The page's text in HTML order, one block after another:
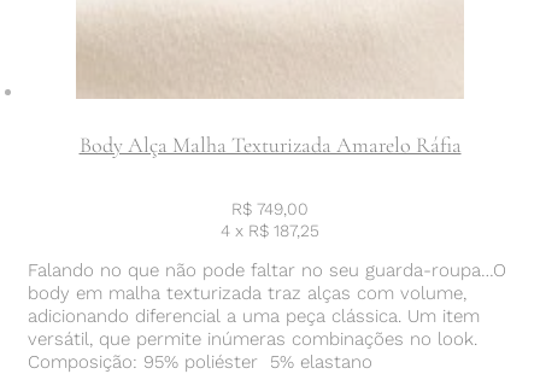
Body Alça Malha Texturizada Amarelo Ráfia
R$ 749,00
4 x R$ 187,25
Falando no que não pode faltar no seu guarda-roupa…O
body em malha texturizada traz alças com volume,
adicionando diferencial a uma peça clássica. Um item
versátil, que permite inúmeras combinações no look.
Composição: 95% poliéster 5% elastano